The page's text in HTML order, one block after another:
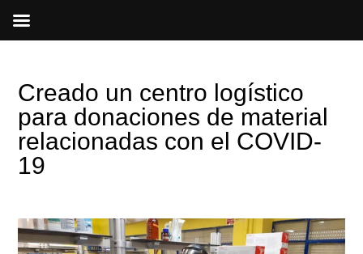
Creado un centro logístico
para donaciones de material
relacionadas con el COVID-
19